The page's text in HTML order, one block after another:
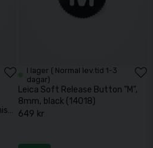
I lager ( Normal lev.tid 1-3
dagar)
Leica Soft Release Button "M",
8mm, black (14018)
649 kr